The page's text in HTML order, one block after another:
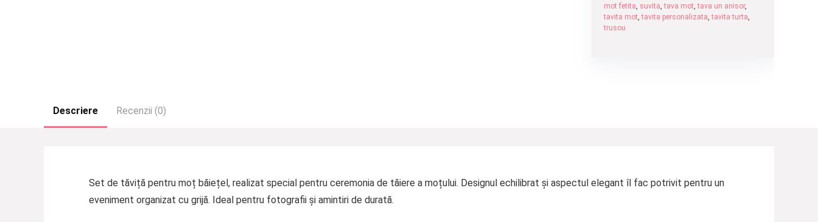
mot fetita, suvita,tava mot,tava un anisor,
tavita mot,tavita personalizata,tavita turta,
trusou
Descriere Recenzii (0)
Set de tăviță pentru moț băiețel, realizat special pentru ceremonia de tăiere a moțului. Designul echilibrat și aspectul elegant îl fac potrivit pentru un
eveniment organizat cu grijă. Ideal pentru fotografii și amintiri de durată.